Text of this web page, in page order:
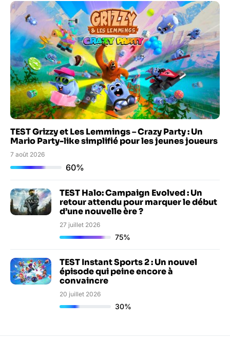
TEST Grizzy et Les Lemmings – Crazy Party : Un
Mario Party-like simplifié pour les jeunes joueurs
7 août 2026
60%
TEST Halo: Campaign Evolved : Un
retour attendu pour marquer le début
d’une nouvelle ère ?
27 juillet 2026
75%
TEST Instant Sports 2 : Un nouvel
épisode qui peine encore à
convaincre
20 juillet 2026
30%